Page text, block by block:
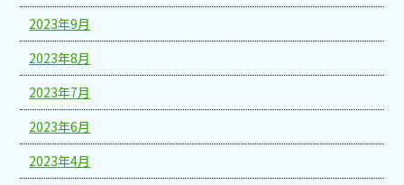
2023年9月
2023年8月
2023年7月
2023年6月
2023年4月